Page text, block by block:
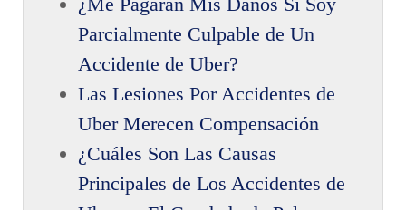
Parcialmente Culpable de Un
Accidente de Uber?
Las Lesiones Por Accidentes de
Uber Merecen Compensación
¿Cuáles Son Las Causas
Principales de Los Accidentes de